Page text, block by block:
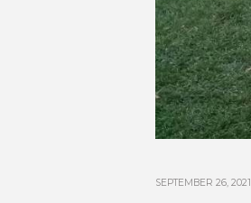
SEPTEMBER 26, 2021